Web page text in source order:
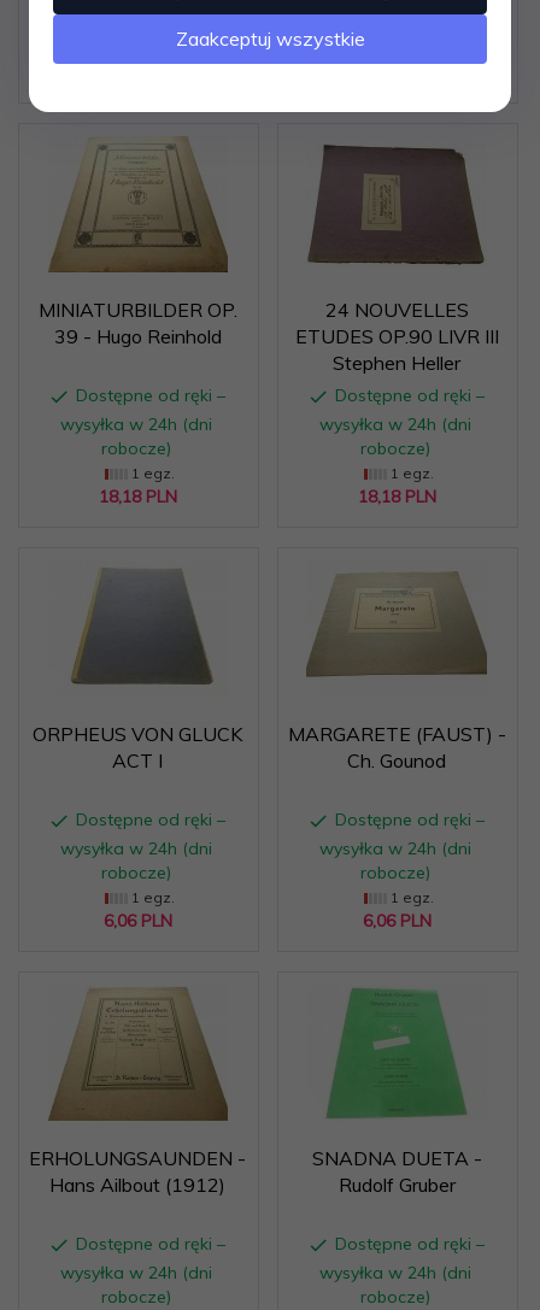
MINIATURBILDER OP.
39 - Hugo Reinhold
Dostępne od ręki –
wysyłka w 24h (dni
robocze)
1 egz.
18,18 PLN
24 NOUVELLES
ETUDES OP.90 LIVR III
Stephen Heller
Dostępne od ręki –
wysyłka w 24h (dni
robocze)
1 egz.
18,18 PLN
ORPHEUS VON GLUCK
ACT I
Dostępne od ręki –
wysyłka w 24h (dni
robocze)
1 egz.
6,06 PLN
MARGARETE (FAUST) -
Ch. Gounod
Dostępne od ręki –
wysyłka w 24h (dni
robocze)
1 egz.
6,06 PLN
ERHOLUNGSAUNDEN -
Hans Ailbout (1912)
Dostępne od ręki –
wysyłka w 24h (dni
robocze)
SNADNA DUETA -
Rudolf Gruber
Dostępne od ręki –
wysyłka w 24h (dni
robocze)
Zaakceptuj wszystkie